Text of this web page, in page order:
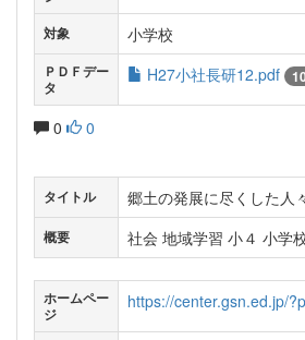
対象
小学校
ＰＤＦデー
タ
H27小社長研12.pdf
0 0
タイトル 郷土の発展に尽くした人
概要 社会 地域学習 小４ 小学
ホームペー
ジ
https://center.gsn.ed.jp/